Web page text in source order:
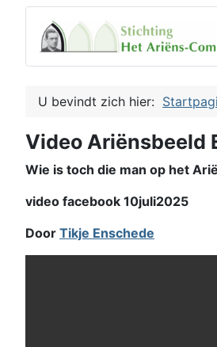
U bevindt zich hier:
Video Ariënsbeeld
Wie is toch die man op het
video facebook 10juli2025
Door Tikje Enschede